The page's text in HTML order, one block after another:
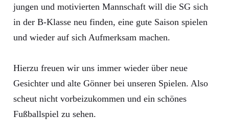
jungen und motivierten Mannschaft will die SG sich
in der B-Klasse neu finden, eine gute Saison spielen
und wieder auf sich Aufmerksam machen.
Hierzu freuen wir uns immer wieder über neue
Gesichter und alte Gönner bei unseren Spielen. Also
scheut nicht vorbeizukommen und ein schönes
Fußballspiel zu sehen.